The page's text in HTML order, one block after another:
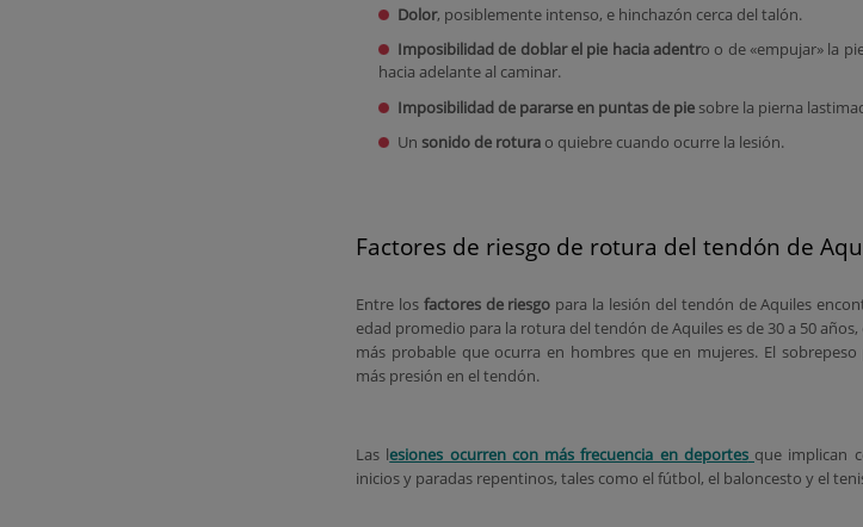
Dolor, posiblemente intenso, e hinchazón cerca del talón.
Imposibilidad de doblar el pie hacia adentro o de «empujar» la
hacia adelante al caminar.
Imposibilidad de pararse en puntas de piesobre la pierna
Un sonido de roturao quiebre cuando ocurre la lesión.
Factores de riesgo de rotura del tendón de
Entre losfactores de riesgo para la lesión del tendón de Aquiles
edad promedio para la rotura del tendón de Aquiles es de 30 a 50 años,
más probable que ocurra en hombres que en mujeres. El sobrepeso
más presión en el tendón.
Las lesiones ocurren con más frecuencia en deportes que implican
inicios y paradas repentinos, tales como el fútbol, el baloncesto y el